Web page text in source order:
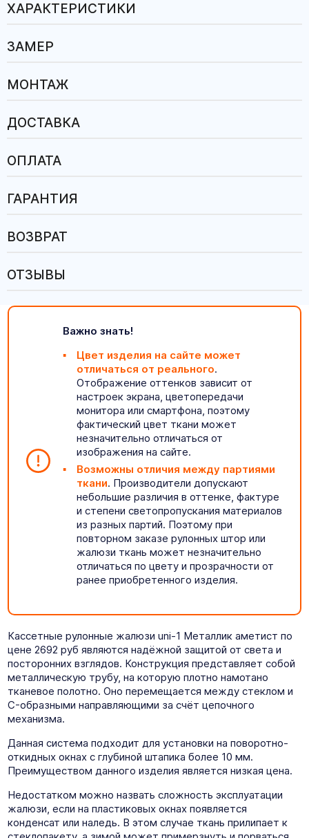
ХАРАКТЕРИСТИКИ
ЗАМЕР
МОНТАЖ
ДОСТАВКА
ОПЛАТА
ГАРАНТИЯ
ВОЗВРАТ
ОТЗЫВЫ
Важно знать!
Цвет изделия на сайте может
отличаться от реального.
Отображение оттенков зависит от
настроек экрана, цветопередачи
монитора или смартфона, поэтому
фактический цвет ткани может
незначительно отличаться от
изображения на сайте.
Возможны отличия между партиями
ткани. Производители допускают
небольшие различия в оттенке, фактуре
и степени светопропускания материалов
из разных партий. Поэтому при
повторном заказе рулонных штор или
жалюзи ткань может незначительно
отличаться по цвету и прозрачности от
ранее приобретенного изделия.
Кассетные рулонные жалюзи uni-1 Металлик аметист по
цене 2692 руб являются надёжной защитой от света и
посторонних взглядов. Конструкция представляет собой
металлическую трубу, на которую плотно намотано
тканевое полотно. Оно перемещается между стеклом и
C-образными направляющими за счёт цепочного
механизма.
Данная система подходит для установки на поворотно-
откидных окнах с глубиной штапика более 10 мм.
Преимуществом данного изделия является низкая цена.
Недостатком можно назвать сложность эксплуатации
жалюзи, если на пластиковых окнах появляется
конденсат или наледь. В этом случае ткань прилипает к